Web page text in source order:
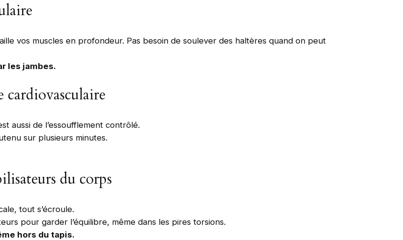
vos muscles en profondeur. Pas besoin de soulever des haltères quand on peut
les jambes.
cardiovasculaire
aussi de l’essoufflement contrôlé.
sur plusieurs minutes.
du corps
tout s’écroule.
pour garder l’équilibre, même dans les pires torsions.
hors du tapis.